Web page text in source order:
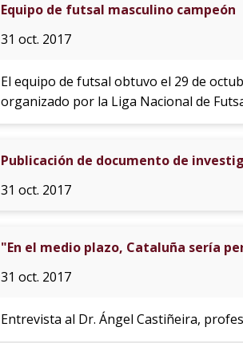
Equipo de futsal masculino campeón
31 oct. 2017
El equipo de futsal obtuvo el 29 de
organizado por la Liga Nacional de
Publicación de documento de
31 oct. 2017
"En el medio plazo, Cataluña sería
31 oct. 2017
Entrevista al Dr. Ángel Castiñeira,